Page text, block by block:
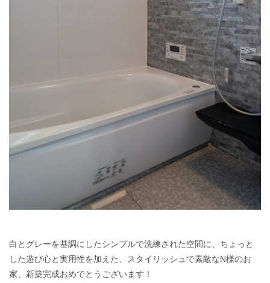
白とグレーを基調にしたシンプルで洗練された空間に、ちょっと
した遊び心と実用性を加えた、スタイリッシュで素敵なN様のお
家、新築完成おめでとうございます！